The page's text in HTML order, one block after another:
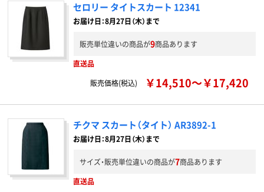
セロリー タイトスカート 12341
お届け日：8月27日（木）まで
販売単位違いの商品が9商品あります
直送品
販売価格(税込)
￥14,510～￥17,420
チクマ スカート（タイト） AR3892-1
お届け日：8月27日（木）まで
サイズ・販売単位違いの商品が7商品あります
直送品